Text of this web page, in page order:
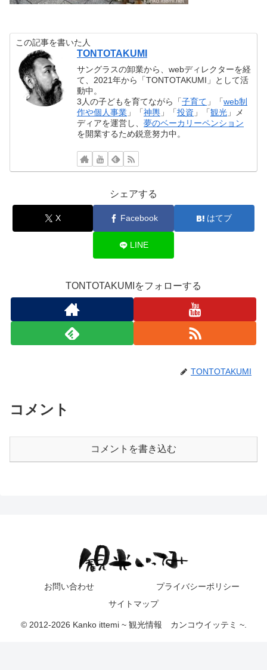
この記事を書いた人
TONTOTAKUMI
サングラスの卸業から、webディレクターを経
て、2021年から「TONTOTAKUMI」として活
動中。
3人の子どもを育てながら「子育て 」「web制
作や個人事業 」「神輿 」「投資 」「観光 」メ
ディアを運営し、夢のベーカリーペンション
を開業するため鋭意努力中。
シェアする
X Facebook はてブ
LINE
TONTOTAKUMIをフォローする
TONTOTAKUMI
コメント
コメントを書き込む
お問い合わせ
プライバシーポリシー
サイトマップ
© 2012-2026 Kanko ittemi ~ 観光情報 カンコウイッテミ ~.